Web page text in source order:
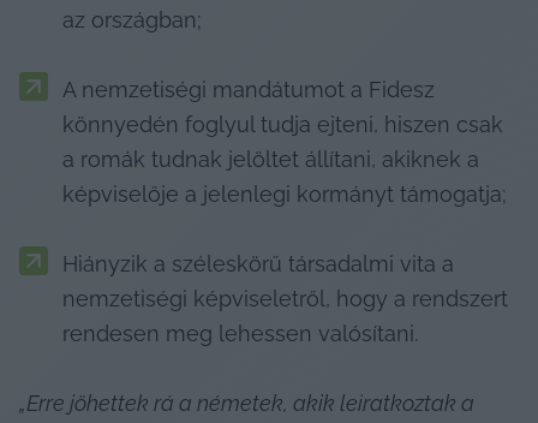
az országban;
A nemzetiségi mandátumot a Fidesz
könnyedén foglyul tudja ejteni, hiszen csak
a romák tudnak jelöltet állítani, akiknek a
képviselője a jelenlegi kormányt támogatja;
Hiányzik a széleskörű társadalmi vita a
nemzetiségi képviseletről, hogy a rendszert
rendesen meg lehessen valósítani.
„Erre jöhettek rá a németek, akik leiratkoztak a